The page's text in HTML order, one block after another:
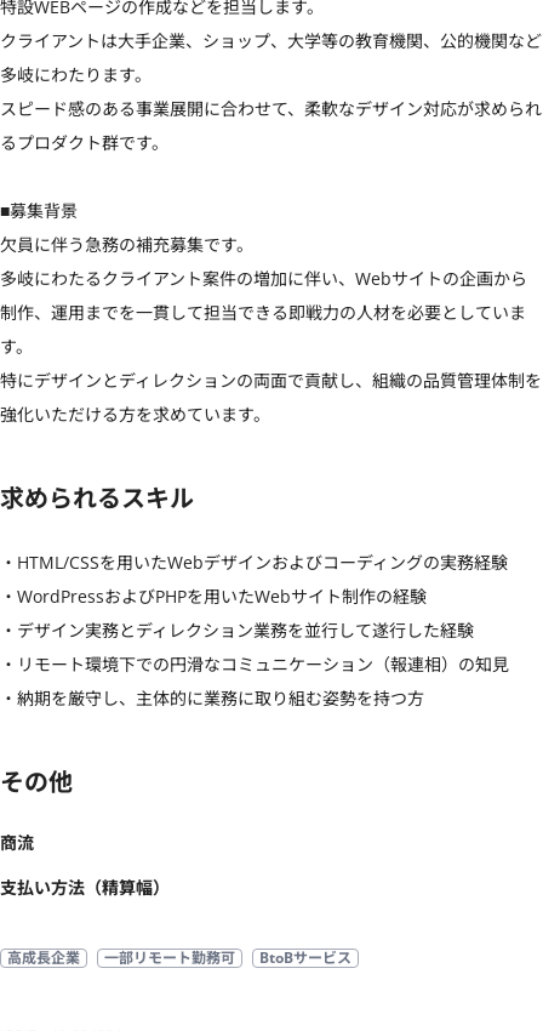
特設WEBページの作成などを担当します。
クライアントは大手企業、ショップ、大学等の教育機関、公的機関など
多岐にわたります。
スピード感のある事業展開に合わせて、柔軟なデザイン対応が求められ
るプロダクト群です。
■募集背景
欠員に伴う急務の補充募集です。
多岐にわたるクライアント案件の増加に伴い、Webサイトの企画から
制作、運用までを一貫して担当できる即戦力の人材を必要としていま
す。
特にデザインとディレクションの両面で貢献し、組織の品質管理体制を
強化いただける方を求めています。
求められるスキル
・HTML/CSSを用いたWebデザインおよびコーディングの実務経験
・WordPressおよびPHPを用いたWebサイト制作の経験
・デザイン実務とディレクション業務を並行して遂行した経験
・リモート環境下での円滑なコミュニケーション（報連相）の知見
・納期を厳守し、主体的に業務に取り組む姿勢を持つ方
その他
商流
支払い方法（精算幅）
高成長企業 一部リモート勤務可 BtoBサービス